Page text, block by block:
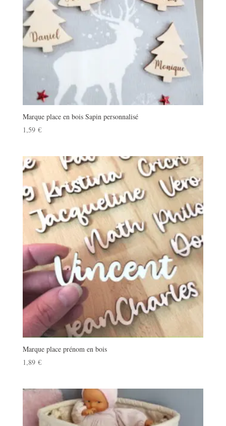
Marque place en bois Sapin personnalisé
1,59 €
Marque place prénom en bois
1,89 €